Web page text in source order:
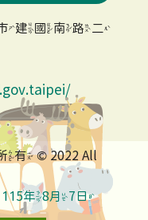
建國南路二
© 2022 All
115年8月7日